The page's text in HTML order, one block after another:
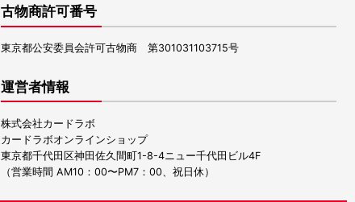
古物商許可番号
東京都公安委員会許可古物商 第301031103715号
運営者情報
株式会社カードラボ
カードラボオンラインショップ
東京都千代田区神田佐久間町1-8-4ニュー千代田ビル4F
（営業時間 AM10：00〜PM7：00、祝日休）